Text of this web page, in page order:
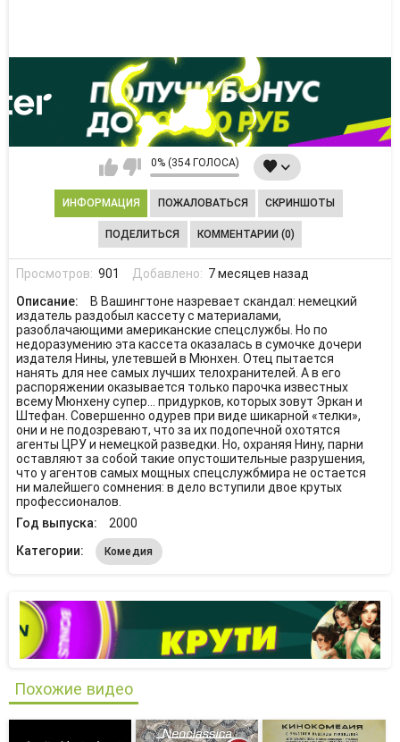
0% (354 ГОЛОСА)
ИНФОРМАЦИЯ ПОЖАЛОВАТЬСЯ СКРИНШОТЫ
ПОДЕЛИТЬСЯ КОММЕНТАРИИ (0)
Просмотров: 901 Добавлено: 7 месяцев назад
Описание:
В Вашингтоне назревает скандал: немецкий
издатель раздобыл кассету с материалами,
разоблачающими американские спецслужбы. Но по
недоразумению эта кассета оказалась в сумочке дочери
издателя Нины, улетевшей в Мюнхен. Отец пытается
нанять для нее самых лучших телохранителей. А в его
распоряжении оказывается только парочка известных
всему Мюнхену супер... придурков, которых зовут Эркан и
Штефан. Совершенно одурев при виде шикарной «телки»,
они и не подозревают, что за их подопечной охотятся
агенты ЦРУ и немецкой разведки. Но, охраняя Нину, парни
оставляют за собой такие опустошительные разрушения,
что у агентов самых мощных спецслужбмира не остается
ни малейшего сомнения: в дело вступили двое крутых
профессионалов.
Год выпуска:
2000
Категории:
Комедия
Похожие видео